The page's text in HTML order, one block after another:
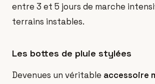
entre 3 et 5 jours de marche
terrains instables.
Les bottes de pluie stylées
Devenues un véritable accessoire